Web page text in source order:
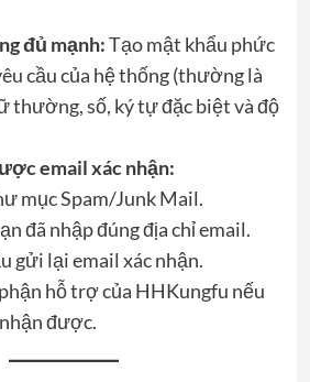
đủ mạnh:Tạo mật khẩu phức
cầu của hệ thống (thường là
thường, số, ký tự đặc biệt và độ
email xác nhận:
mục Spam/Junk Mail.
đã nhập đúng địa chỉ email.
gửi lại email xác nhận.
hỗ trợ của HHKungfu nếu
được.